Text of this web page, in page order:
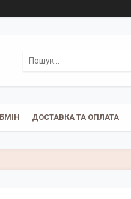
ДОСТАВКА ТА ОПЛАТА